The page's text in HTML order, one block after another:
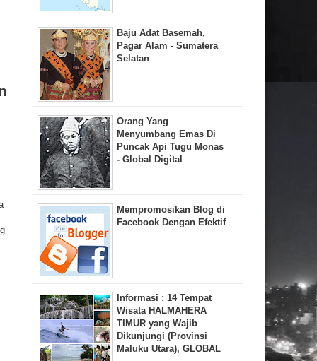
Baju Adat Basemah,
Pagar Alam - Sumatera
Selatan
Orang Yang
Menyumbang Emas Di
Puncak Api Tugu Monas
- Global Digital
Mempromosikan Blog di
Facebook Dengan Efektif
Informasi : 14 Tempat
Wisata HALMAHERA
TIMUR yang Wajib
Dikunjungi (Provinsi
Maluku Utara), GLOBAL